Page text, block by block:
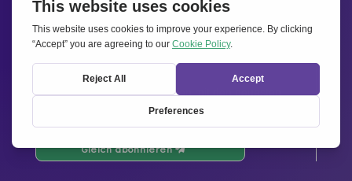
Jetzt spenden
Newsletter
Bleiben Sie auf dem Laufenden mit den neuesten
Infos aus unserem Netzwerk.
Gleich abonnieren